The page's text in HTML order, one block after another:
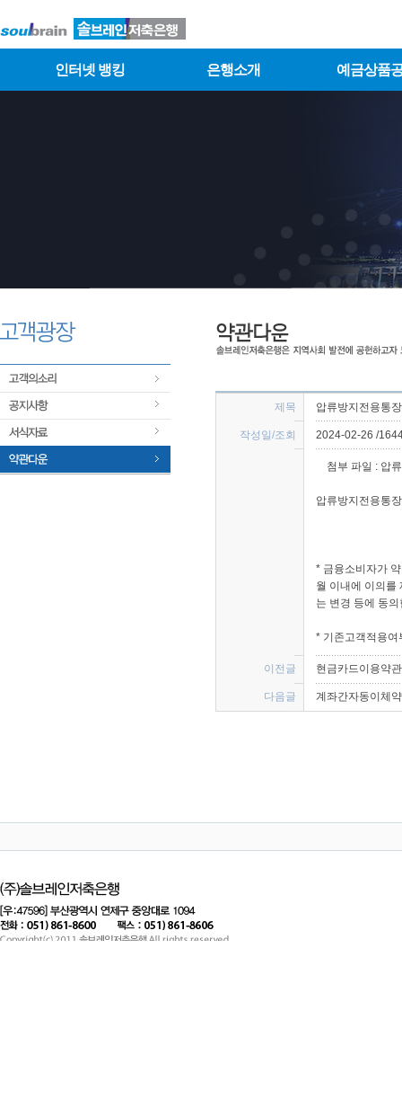
인터넷 뱅킹 은행소개 예금상품
제목 압류방지전용통
작성일/조회 2024-02-26 /
첨부 파일 : 압
압류방지전용통
* 금융소비자가
월 이내에 이의를
는 변경 등에 동
* 기존고객적용여
이전글 현금카드이용약
다음글 계좌간자동이체